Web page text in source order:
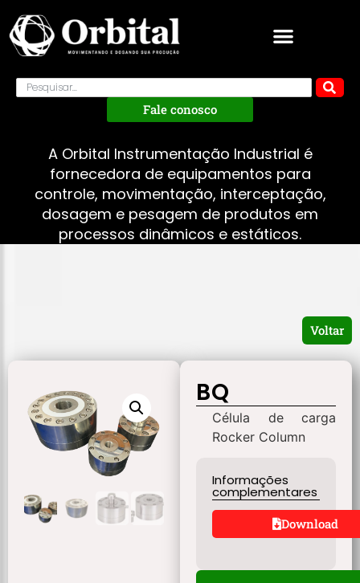
Fale conosco
A Orbital Instrumentação Industrial é
fornecedora de equipamentos para
controle, movimentação, interceptação,
dosagem e pesagem de produtos em
processos dinâmicos e estáticos.
Voltar
BQ
Célula de carga
Rocker Column
Informações
complementares
Download